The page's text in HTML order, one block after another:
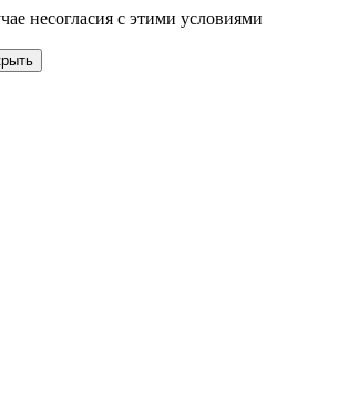
несогласия с этими условиями